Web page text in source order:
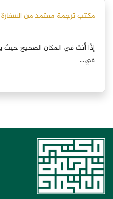
مكتب ترجمة معتمد من السفارة
إذًا أنت في المكان الصحيح حيث
في...